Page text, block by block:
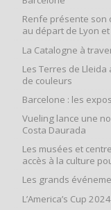
Renfe présente son
au départ de Lyon
La Catalogne à
Les Terres de
de couleurs
Barcelone : les
Vueling lance une
Costa Daurada
Les musées et
accès à la culture
Les grands
L’America’s Cup 2024